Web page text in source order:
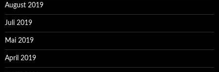
August 2019
Juli 2019
Mai 2019
April 2019